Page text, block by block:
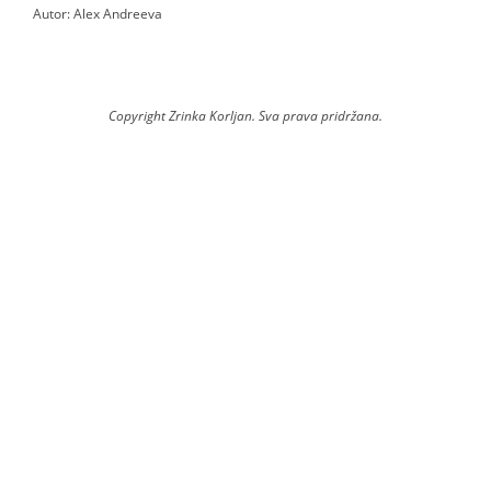
Autor: Alex Andreeva
Copyright Zrinka Korljan. Sva prava pridržana.